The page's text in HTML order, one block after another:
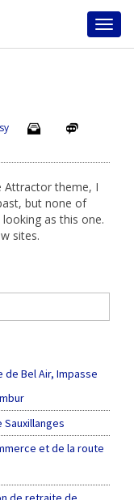
Attractor theme, I
but none of
as this one.
sites.
de Bel Air, Impasse
et de la route